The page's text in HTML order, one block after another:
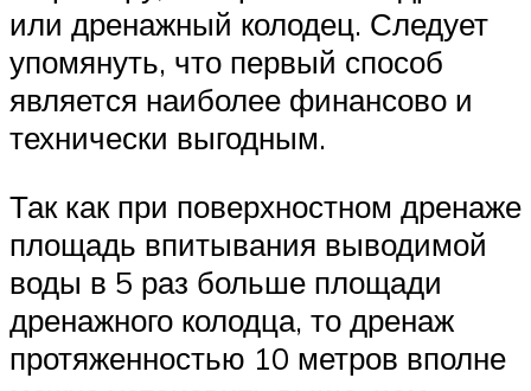
или дренажный колодец. Следует
упомянуть, что первый способ
является наиболее финансово и
технически выгодным.
Так как при поверхностном дренаже
площадь впитывания выводимой
воды в 5 раз больше площади
дренажного колодца, то дренаж
протяженностью 10 метров вполне